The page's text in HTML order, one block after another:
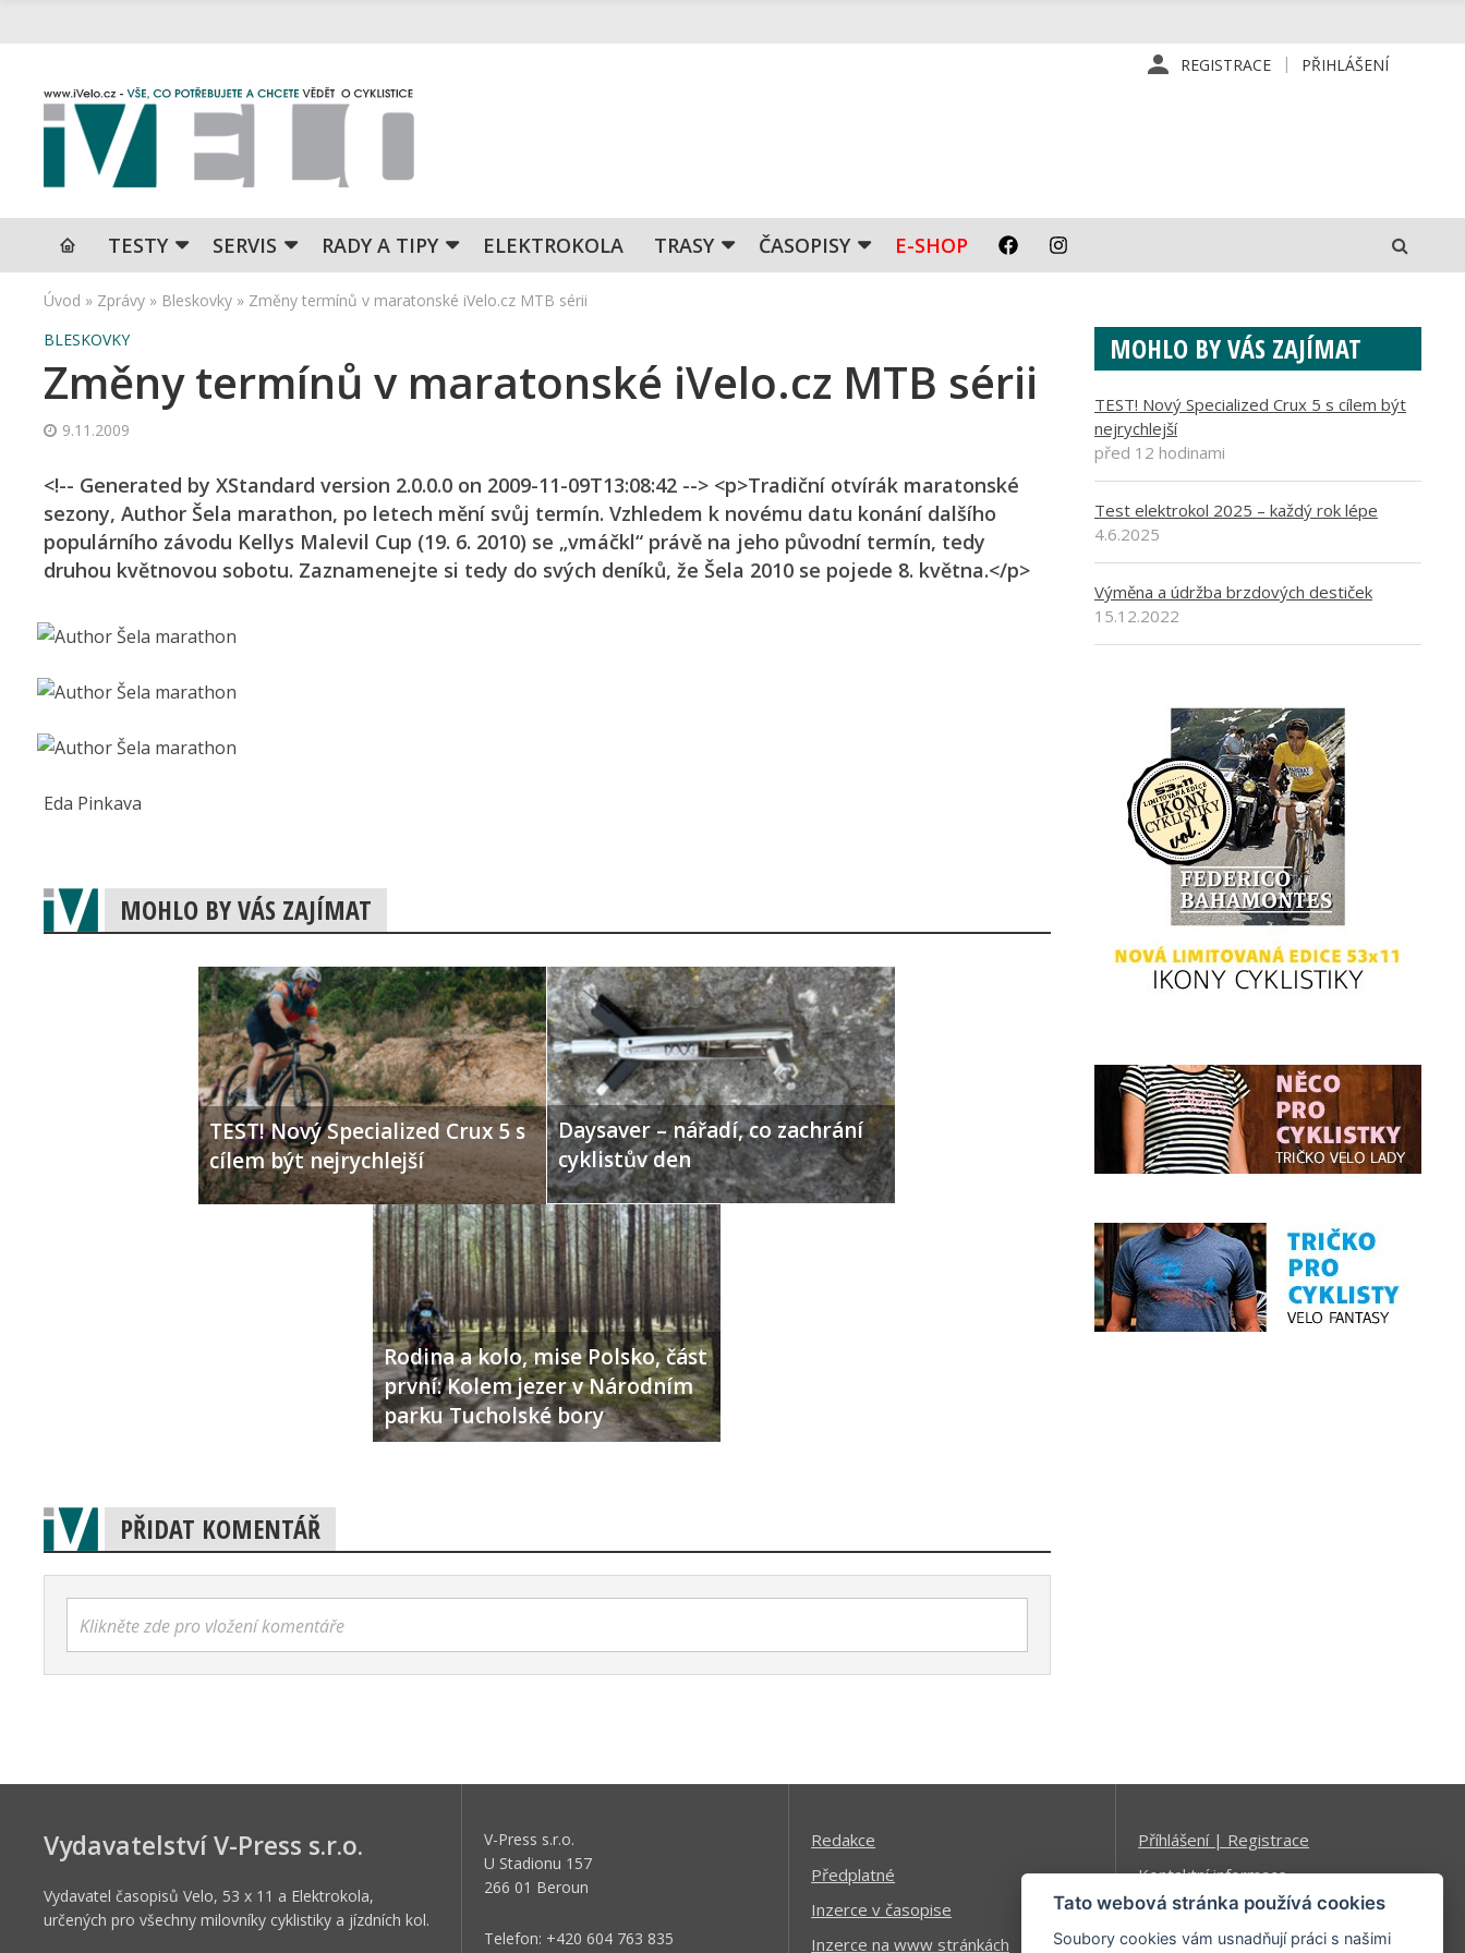
REGISTRACE PŘIHLÁŠENÍ
TESTY SERVIS RADY A TIPY ELEKTROKOLA TRASY ČASOPISY E-SHOP
Úvod » Zprávy » Bleskovky » Změny termínů v maratonské iVelo.cz MTB sérii
BLESKOVKY
Změny termínů v maratonské iVelo.cz MTB sérii
9.11.2009
<!-- Generated by XStandard version 2.0.0.0 on 2009-11-09T13:08:42 --> <p>Tradiční otvírák maratonské
sezony, Author Šela marathon, po letech mění svůj termín. Vzhledem k novému datu konání dalšího
populárního závodu Kellys Malevil Cup (19. 6. 2010) se „vmáčkl“ právě na jeho původní termín, tedy
druhou květnovou sobotu. Zaznamenejte si tedy do svých deníků, že Šela 2010 se pojede 8. května.</p>
Eda Pinkava
MOHLO BY VÁS ZAJÍMAT
TEST! Nový Specialized Crux 5 s
cílem být nejrychlejší
Daysaver – nářadí, co zachrání
cyklistův den
Rodina a kolo, mise Polsko, část
první: Kolem jezer v Národním
parku Tucholské bory
PŘIDAT KOMENTÁŘ
Klikněte zde pro vložení komentáře
MOHLO BY VÁS ZAJÍMAT
TEST! Nový Specialized Crux 5 s cílem být
nejrychlejší
před 12 hodinami
Test elektrokol 2025 – každý rok lépe
4.6.2025
Výměna a údržba brzdových destiček
15.12.2022
Vydavatelství V-Press s.r.o.
Vydavatel časopisů Velo, 53 x 11 a Elektrokola,
určených pro všechny milovníky cyklistiky a jízdních kol.
V-Press s.r.o.
U Stadionu 157
266 01 Beroun
Telefon: +420 604 763 835
Redakce
Předplatné
Inzerce v časopise
Inzerce na www stránkách
Příhlášení | Registrace
Kontaktní informace
Mapa stránek
Tato webová stránka používá cookies
Soubory cookies vám usnadňují práci s našimi